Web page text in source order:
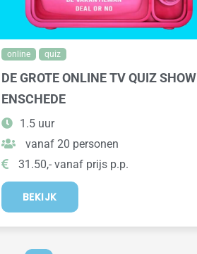
online quiz
DE GROTE ONLINE TV QUIZ SHOW
ENSCHEDE
1.5 uur
vanaf 20 personen
31.50,- vanaf prijs p.p.
BEKIJK